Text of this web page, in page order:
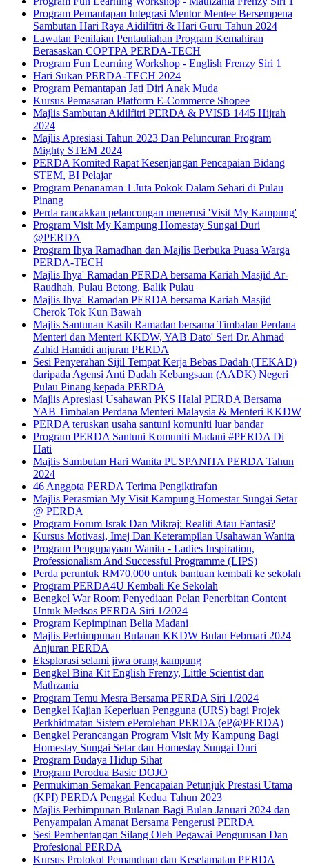
Program Pemantapan Integrasi Mentor Mentee Bersempena
Sambutan Hari Raya Aidilfitri & Hari Guru Tahun 2024
Lawatan Penilaian Pentauliahan Program Kemahiran
Berasaskan COPTPA PERDA-TECH
Program Fun Learning Workshop - English Frenzy Siri 1
Hari Sukan PERDA-TECH 2024
Program Pemantapan Jati Diri Anak Muda
Kursus Pemasaran Platform E-Commerce Shopee
Majlis Sambutan Aidilfitri PERDA & PVISB 1445 Hijrah
2024
Majlis Apresiasi Tahun 2023 Dan Peluncuran Program
Mighty STEM 2024
PERDA Komited Rapat Kesenjangan Pencapaian Bidang
STEM, BI Pelajar
Program Penanaman 1 Juta Pokok Dalam Sehari di Pulau
Pinang
Perda rancakkan pelancongan menerusi 'Visit My Kampung'
Program Visit My Kampung Homestay Sungai Duri
@PERDA
Program Ihya Ramadhan dan Majlis Berbuka Puasa Warga
PERDA-TECH
Majlis Ihya' Ramadan PERDA bersama Kariah Masjid Ar-
Raudhah, Pulau Betong, Balik Pulau
Majlis Ihya' Ramadan PERDA bersama Kariah Masjid
Cherok Tok Kun Bawah
Majlis Santunan Kasih Ramadan bersama Timbalan Perdana
Menteri dan Menteri KKDW, YAB Dato' Seri Dr. Ahmad
Zahid Hamidi anjuran PERDA
Sesi Penyerahan Sijil Tempat Kerja Bebas Dadah (TEKAD)
daripada Agensi Anti Dadah Kebangsaan (AADK) Negeri
Pulau Pinang kepada PERDA
Majlis Apresiasi Usahawan PKS Halal PERDA Bersama
YAB Timbalan Perdana Menteri Malaysia & Menteri KKDW
PERDA teruskan usaha santuni komuniti luar bandar
Program PERDA Santuni Komuniti Madani #PERDA Di
Hati
Majlis Sambutan Hari Wanita PUSPANITA PERDA Tahun
2024
46 Anggota PERDA Terima Pengiktirafan
Majlis Perasmian My Visit Kampung Homestar Sungai Setar
@ PERDA
Program Forum Israk Dan Mikraj: Realiti Atau Fantasi?
Kursus Motivasi, Imej Dan Keterampilan Usahawan Wanita
Program Pengupayaan Wanita - Ladies Inspiration,
Professionalism And Successful Programme (LIPS)
Perda peruntuk RM70,000 untuk bantuan kembali ke sekolah
Program PERDA4U Kembali Ke Sekolah
Bengkel War Room Penyediaan Pelan Penerbitan Content
Untuk Medsos PERDA Siri 1/2024
Program Kepimpinan Belia Madani
Majlis Perhimpunan Bulanan KKDW Bulan Februari 2024
Anjuran PERDA
Eksplorasi selami jiwa orang kampung
Bengkel Bina Kit English Frenzy, Little Scientist dan
Mathzania
Program Temu Mesra Bersama PERDA Siri 1/2024
Bengkel Kajian Keperluan Pengguna (URS) bagi Projek
Perkhidmatan Sistem ePerolehan PERDA (eP@PERDA)
Bengkel Perancangan Program Visit My Kampung Bagi
Homestay Sungai Setar dan Homestay Sungai Duri
Program Budaya Hidup Sihat
Program Perodua Basic DOJO
Permukiman Semakan Pencapaian Petunjuk Prestasi Utama
(KPI) PERDA Penggal Kedua Tahun 2023
Majlis Perhimpunan Bulanan Bagi Bulan Januari 2024 dan
Penyampaian Amanat Bersama Pengerusi PERDA
Sesi Pembentangan Silang Oleh Pegawai Pengurusan Dan
Profesional PERDA
Kursus Protokol Pemanduan dan Keselamatan PERDA